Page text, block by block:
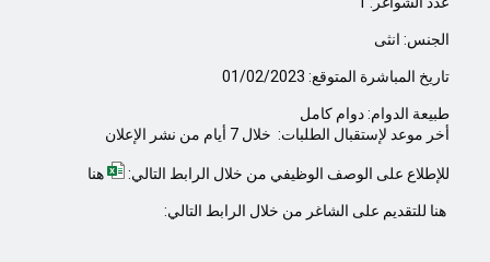
الجنس: انثى
تاريخ المباشرة المتوقع: 01/02/2023
طبيعة الدوام: دوام كامل
أخر موعد لإستقبال الطلبات: خلال7 أيام من نشر الإعلان
للإطلاع على الوصف الوظيفي من خلال الرابط التالي:
هنا
للتقديم على الشاغر من خلال الرابط التالي: هنا